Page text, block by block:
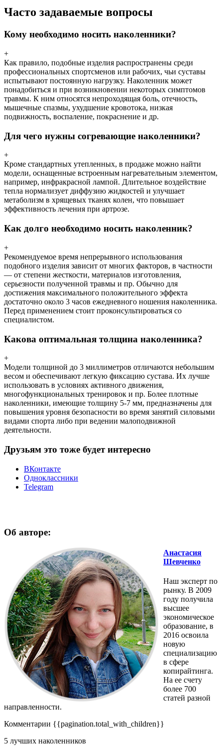
Часто задаваемые вопросы
Кому необходимо носить наколенники?
+
Как правило, подобные изделия распространены среди
профессиональных спортсменов или рабочих, чьи суставы
испытывают постоянную нагрузку. Наколенник может
понадобиться и при возникновении некоторых симптомов
травмы. К ним относятся непроходящая боль, отечность,
мышечные спазмы, ухудшение кровотока, низкая
подвижность, воспаление, покраснение и др.
Для чего нужны согревающие наколенники?
+
Кроме стандартных утепленных, в продаже можно найти
модели, оснащенные встроенным нагревательным элементом,
например, инфракрасной лампой. Длительное воздействие
тепла нормализует диффузию жидкостей и улучшает
метаболизм в хрящевых тканях колен, что повышает
эффективность лечения при артрозе.
Как долго необходимо носить наколенник?
+
Рекомендуемое время непрерывного использования
подобного изделия зависит от многих факторов, в частности
— от степени жесткости, материалов изготовления,
серьезности полученной травмы и пр. Обычно для
достижения максимального положительного эффекта
достаточно около 3 часов ежедневного ношения наколенника.
Перед применением стоит проконсультироваться со
специалистом.
Какова оптимальная толщина наколенника?
+
Модели толщиной до 3 миллиметров отличаются небольшим
весом и обеспечивают легкую фиксацию сустава. Их лучше
использовать в условиях активного движения,
многофункциональных тренировок и пр. Более плотные
наколенники, имеющие толщину 5-7 мм, предназначены для
повышения уровня безопасности во время занятий силовыми
видами спорта либо при ведении малоподвижной
деятельности.
Друзьям это тоже будет интересно
ВКонтакте
Одноклассники
Telegram
Об авторе:
Анастасия
Шевченко
Наш эксперт по
рынку. В 2009
году получила
высшее
экономическое
образование, в
2016 освоила
новую
специализацию
в сфере
копирайтинга.
На ее счету
более 700
статей разной
направленности.
Комментарии {{pagination.total_with_children}}
5 лучших наколенников